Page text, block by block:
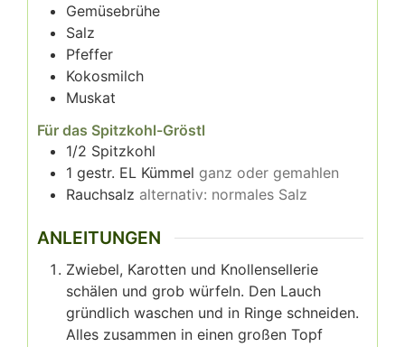
Gemüsebrühe⁣⁣
Salz⁣⁣
Pfeffer⁣⁣
Kokosmilch⁣⁣
Muskat ⁣⁣
Für das Spitzkohl-Gröstl
1/2 Spitzkohl⁣⁣
1 gestr. EL Kümmel ganz oder gemahlen⁣⁣
Rauchsalz alternativ: normales Salz⁣⁣
ANLEITUNGEN
Zwiebel, Karotten und Knollensellerie
schälen und grob würfeln. Den Lauch
gründlich waschen und in Ringe schneiden.
Alles zusammen in einen großen Topf